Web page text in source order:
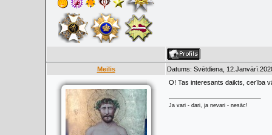
Meilis
Datums: Svētdiena,
O! Tas interesants daikts, cerība
Ja vari - dari, ja nevari - nesāc!